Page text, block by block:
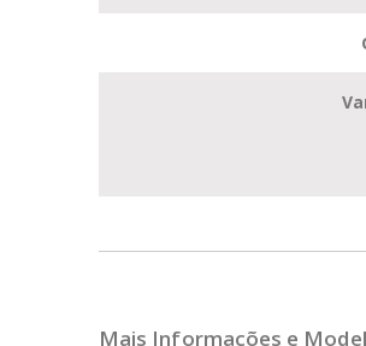
Mais Informações e